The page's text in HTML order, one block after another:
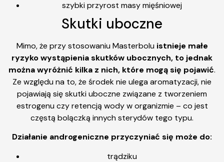
szybki przyrost masy mięśniowej
Skutki uboczne
Mimo, że przy stosowaniu Masterbolu istnieje małe
ryzyko wystąpienia skutków ubocznych, to jednak
można wyróżnić kilka z nich, które mogą się pojawić.
Ze względu na to, że środek nie ulega aromatyzacji, nie
pojawiają się skutki uboczne związane z tworzeniem
estrogenu czy retencją wody w organizmie – co jest
częstą bolączką innych sterydów tego typu.
Działanie androgeniczne przyczyniać się może do:
trądziku